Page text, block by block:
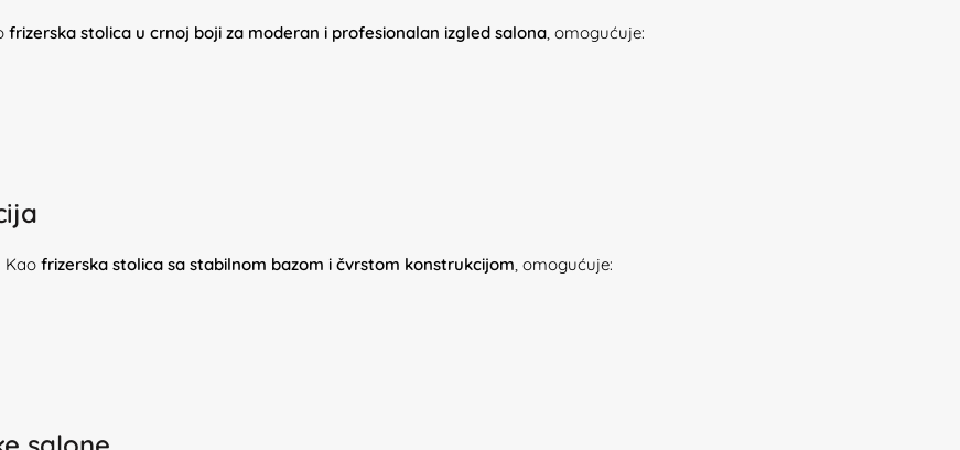
frizerska stolica u crnoj boji za moderan i profesionalan izgled salona, omogućuje:
Kao frizerska stolica sa stabilnom bazom i čvrstom konstrukcijom, omogućuje: